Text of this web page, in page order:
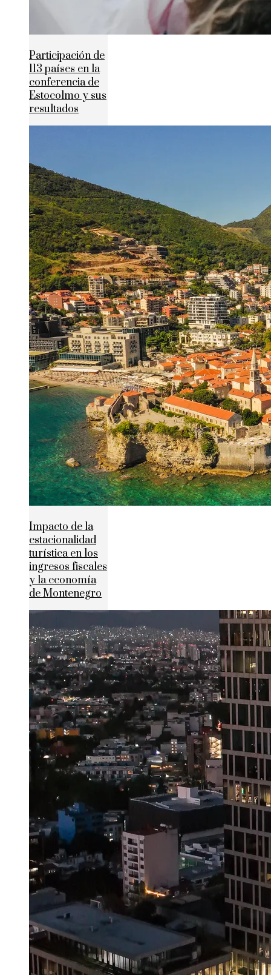
Participación de
113 países en la
conferencia de
Estocolmo y sus
resultados
Impacto de la
estacionalidad
turística en los
ingresos fiscales
y la economía
de Montenegro